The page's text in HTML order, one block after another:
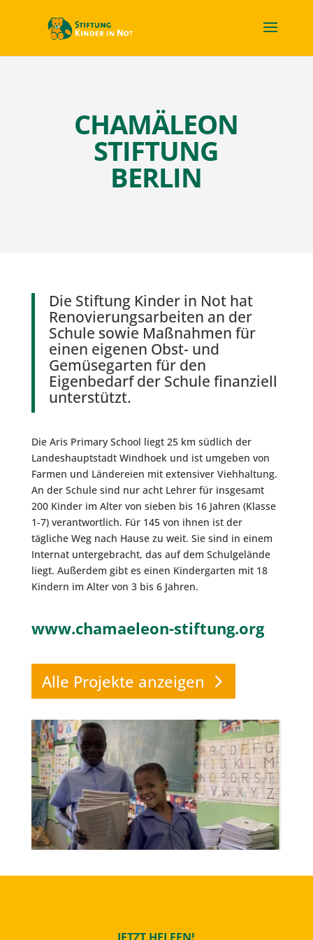
CHAMÄLEON
STIFTUNG
BERLIN
Die Stiftung Kinder in Not hat
Renovierungsarbeiten an der
Schule sowie Maßnahmen für
einen eigenen Obst- und
Gemüsegarten für den
Eigenbedarf der Schule finanziell
unterstützt.
Die Aris Primary School liegt 25 km südlich der
Landeshauptstadt Windhoek und ist umgeben von
Farmen und Ländereien mit extensiver Viehhaltung.
An der Schule sind nur acht Lehrer für insgesamt
200 Kinder im Alter von sieben bis 16 Jahren (Klasse
1-7) verantwortlich. Für 145 von ihnen ist der
tägliche Weg nach Hause zu weit. Sie sind in einem
Internat untergebracht, das auf dem Schulgelände
liegt. Außerdem gibt es einen Kindergarten mit 18
Kindern im Alter von 3 bis 6 Jahren.
www.chamaeleon-stiftung.org
Alle Projekte anzeigen